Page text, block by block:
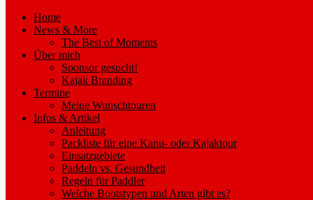
Home
News & More
The Best of Moments
Über mich
Sponsor gesucht!
Kajak Branding
Termine
Meine Wunschtouren
Infos & Artikel
Anleitung
Packliste für eine Kanu- oder Kajaktour
Einsatzgebiete
Paddeln vs. Gesundheit
Regeln für Paddler
Welche Bootstypen und Arten gibt es?